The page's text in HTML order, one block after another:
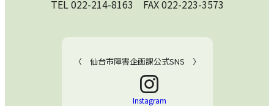
TEL 022-214-8163 FAX 022-223-3573
〈 仙台市障害企画課公式SNS 〉
Instagram